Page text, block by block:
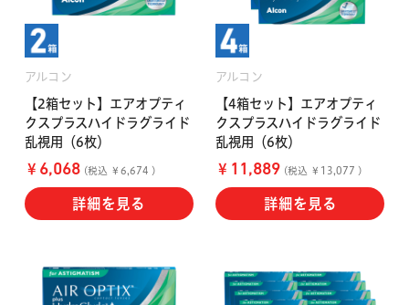
コンタクトレンズ
定期便
ケア用品
ソフト・使い捨て用
ハード用
ロート メニコン
アイレ シンシア
アイミー 東レ
オフテクス
ご利用案内
当社について
アルコン
【2箱セット】エアオプティ
クスプラスハイドラグライド
乱視用（6枚）
￥ 6,068(税込 ￥6,674 )
詳細を見る
アルコン
【4箱セット】エアオプティ
クスプラスハイドラグライド
乱視用（6枚）
￥ 11,889(税込 ￥13,077 )
詳細を見る